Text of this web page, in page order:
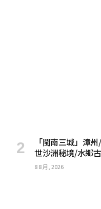
「閩南三城」漳
世沙洲秘境/水鄉
8 8 月, 2026